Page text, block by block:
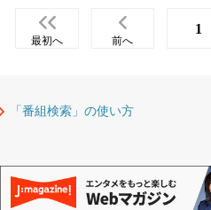
最初へ 前へ
1
「番組検索」の使い方